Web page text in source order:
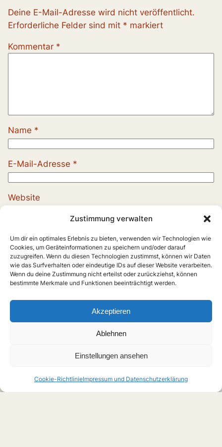
Zustimmung verwalten
Um dir ein optimales Erlebnis zu bieten, verwenden wir Technologien wie
Cookies, um Geräteinformationen zu speichern und/oder darauf
zuzugreifen. Wenn du diesen Technologien zustimmst, können wir Daten
wie das Surfverhalten oder eindeutige IDs auf dieser Website verarbeiten.
Wenn du deine Zustimmung nicht erteilst oder zurückziehst, können
bestimmte Merkmale und Funktionen beeinträchtigt werden.
Akzeptieren
Ablehnen
Einstellungen ansehen
Cookie-RichtlinieImpressum und Datenschutzerklärung
Deine E-Mail-Adresse wird nicht veröffentlicht.
Erforderliche Felder sind mit * markiert
Kommentar *
Name *
E-Mail-Adresse *
Website